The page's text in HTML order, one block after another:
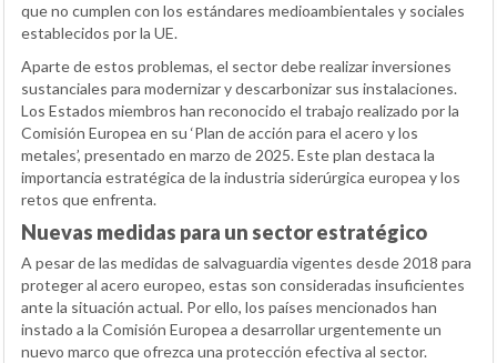
que no cumplen con los estándares medioambientales y sociales
establecidos por la UE.
Aparte de estos problemas, el sector debe realizar inversiones
sustanciales para modernizar y descarbonizar sus instalaciones.
Los Estados miembros han reconocido el trabajo realizado por la
Comisión Europea en su ‘Plan de acción para el acero y los
metales’, presentado en marzo de 2025. Este plan destaca la
importancia estratégica de la industria siderúrgica europea y los
retos que enfrenta.
Nuevas medidas para un sector estratégico
A pesar de las medidas de salvaguardia vigentes desde 2018 para
proteger al acero europeo, estas son consideradas insuficientes
ante la situación actual. Por ello, los países mencionados han
instado a la Comisión Europea a desarrollar urgentemente un
nuevo marco que ofrezca una protección efectiva al sector.